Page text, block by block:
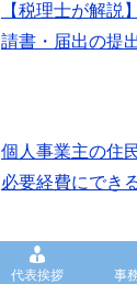
【税理士が解説
請書・届出の提
個人事業主の住
必要経費にでき
代表挨拶 事